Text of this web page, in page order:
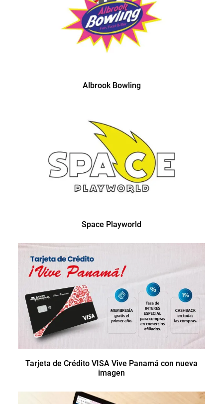
Albrook Bowling
Space Playworld
Tarjeta de Crédito VISA Vive Panamá con nueva
imagen